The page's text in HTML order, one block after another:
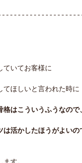
ていてお客様に
てほしいと言われた時に
格はこういうふうなの
は活かしたほうがよいの